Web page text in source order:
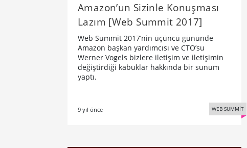
Amazon’un Sizinle Konuşması
Lazım [Web Summit 2017]
Web Summit 2017’nin üçüncü gününde
Amazon başkan yardımcısı ve CTO’su
Werner Vogels bizlere iletişim ve iletişimin
değiştirdiği kabuklar hakkında bir sunum
yaptı.
9 yıl önce WEB SUMMİT